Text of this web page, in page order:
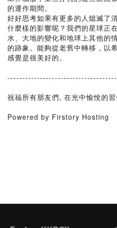
的運作期間。
好好思考如果有更多的人熄滅了
什麼樣的影響呢？我們的星球正
水、大地的變化和地球上其他的
的跡象。能夠從老舊中轉移，以
感覺是很美好的。
祝福所有朋友們, 在光中愉悅的
Powered by Firstory Hosting